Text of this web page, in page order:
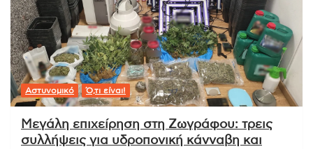
Αστυνομικό Ό,τι είναι!
Μεγάλη επιχείρηση στη Ζωγράφου: τρεις
συλλήψεις για υδροπονική κάνναβη και